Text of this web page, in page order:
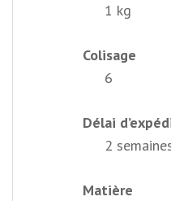
1 kg
Colisage
6
Délai
2
Matière